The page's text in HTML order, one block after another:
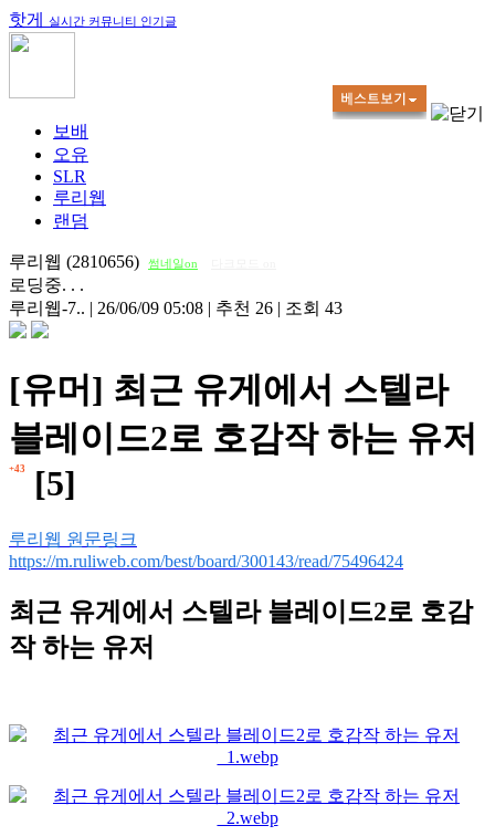
핫게 실시간 커뮤니티 인기글
보배
오유
SLR
루리웹
랜덤
루리웹 (2810656) 썸네일on
로딩중. . .
루리웹-7.. | 26/06/09 05:08 | 추천 26 | 조회 43
[유머] 최근 유게에서 스텔라
블레이드2로 호감작 하는 유저
+43 [5]
루리웹 원문링크
https://m.ruliweb.com/best/board/300143/read/75496424
최근 유게에서 스텔라 블레이드2로 호감
작 하는 유저